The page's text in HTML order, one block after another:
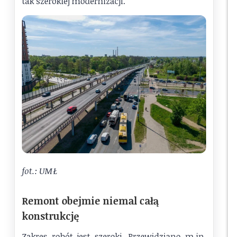
fot.: UMŁ
Remont obejmie niemal całą
konstrukcję